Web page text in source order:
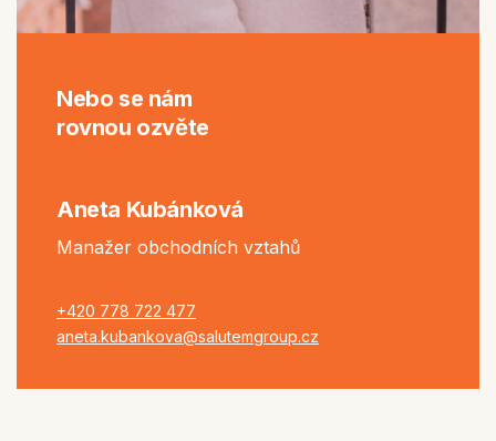
Nebo se nám
rovnou ozvěte
Aneta Kubánková
Manažer obchodních vztahů
+420 778 722 477
aneta.kubankova@salutemgroup.cz